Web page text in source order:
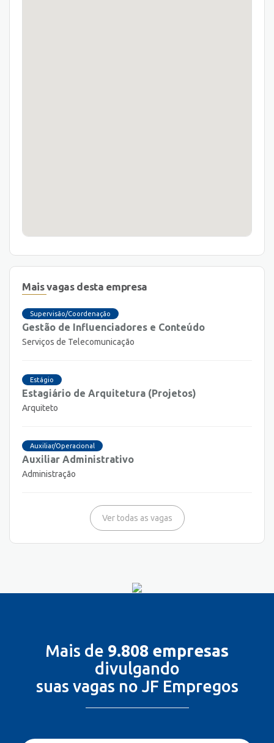
Mais vagas desta empresa
Supervisão/Coordenação
Gestão de Influenciadores e Conteúdo
Serviços de Telecomunicação
Estágio
Estagiário de Arquitetura (Projetos)
Arquiteto
Auxiliar/Operacional
Auxiliar Administrativo
Administração
Ver todas as vagas
Mais de 9.808 empresas
divulgando
suas vagas no JF Empregos